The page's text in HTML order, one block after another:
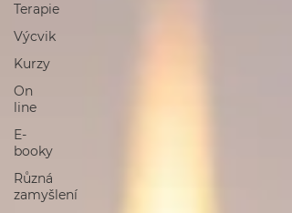
Terapie
Výcvik
Kurzy
On
line
E-
booky
Různá
zamyšlení